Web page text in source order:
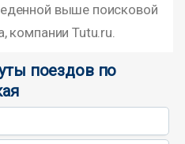
выше поисковой
компании Tutu.ru.
поездов по